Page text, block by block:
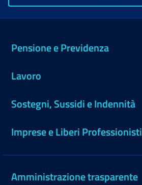
Pensione e Previdenza
Lavoro
Sostegni, Sussidi e Indennità
Imprese e Liberi Professionisti
Amministrazione trasparente